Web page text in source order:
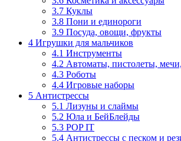
3.7 Куклы
3.8 Пони и единороги
3.9 Посуда, овощи, фрукты
4 Игрушки для мальчиков
4.1 Инструменты
4.2 Автоматы, пистолеты,
4.3 Роботы
4.4 Игровые наборы
5 Антистрессы
5.1 Лизуны и слаймы
5.2 Юла и БейБлейды
5.3 POP IT
5.4 Антистрессы с песком и